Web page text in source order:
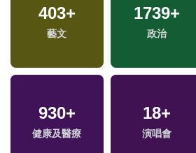
266+
運動
33+
司法放大鏡
813+
財經及消費
7+
兩岸佛教文化交流專